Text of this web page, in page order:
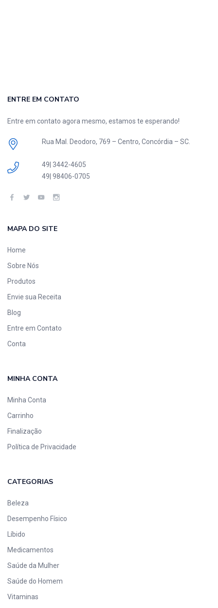
ENTRE EM CONTATO
Entre em contato agora mesmo, estamos te esperando!
Rua Mal. Deodoro, 769 – Centro, Concórdia – SC.
49| 3442-4605
49| 98406-0705
MAPA DO SITE
Home
Sobre Nós
Produtos
Envie sua Receita
Blog
Entre em Contato
Conta
MINHA CONTA
Minha Conta
Carrinho
Finalização
Política de Privacidade
CATEGORIAS
Beleza
Desempenho Físico
Líbido
Medicamentos
Saúde da Mulher
Saúde do Homem
Vitaminas